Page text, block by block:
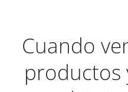
Cuando
productos